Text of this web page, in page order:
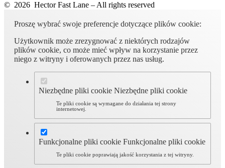
© 2026 Hector Fast Lane – All rights reserved
Proszę wybrać swoje preferencje dotyczące plików cookie:
Użytkownik może zrezygnować z niektórych rodzajów
plików cookie, co może mieć wpływ na korzystanie przez
niego z witryny i oferowanych przez nas usług.
Niezbędne pliki cookie Niezbędne pliki cookie
Te pliki cookie są wymagane do działania tej strony
internetowej.
Funkcjonalne pliki cookie Funkcjonalne pliki cookie
Te pliki cookie poprawiają jakość korzystania z tej witryny.